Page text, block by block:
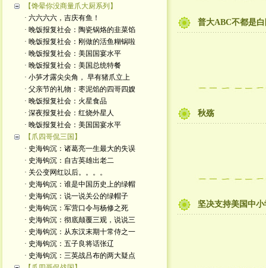
【馋晕你没商量爪大厨系列】
· 六六六六，吉庆有鱼！
· 晚饭报复社会：陶瓷锅烙的韭菜馅
· 晚饭报复社会：刚做的活鱼糊锅啦
· 晚饭报复社会：美国国宴水平
· 晚饭报复社会：美国总统特餐
· 小笋才露尖尖角， 早有猪爪立上
· 父亲节的礼物：枣泥馅的四哥四嫂
· 晚饭报复社会：火星食品
· 深夜报复社会：红烧外星人
· 晚饭报复社会：美国国宴水平
【爪四哥侃三国】
· 史海钩沉：诸葛亮一生最大的失误
· 史海钩沉：自古英雄出老二
· 关公变网红以后。。。。
· 史海钩沉：谁是中国历史上的绿帽
· 史海钩沉：说一说关公的绿帽子
· 史海钩沉：军营口令与杨修之死
· 史海钩沉：彻底颠覆三观，说说三
· 史海钩沉：从东汉末期十常侍之一
· 史海钩沉：五子良将话张辽
· 史海钩沉：三英战吕布的两大疑点
普大ABC不都是
秋殇
坚决支持美国中